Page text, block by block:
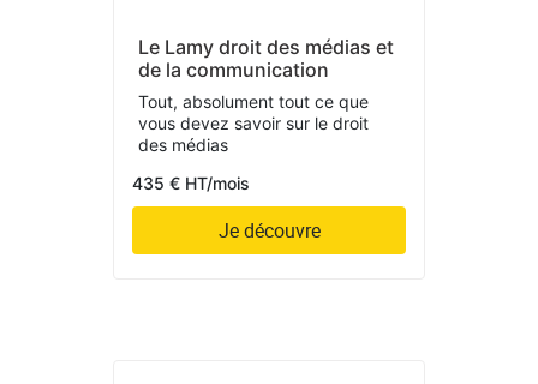
Le Lamy droit des médias et
de la communication
Tout, absolument tout ce que
vous devez savoir sur le droit
des médias
435 € HT/mois
Je découvre